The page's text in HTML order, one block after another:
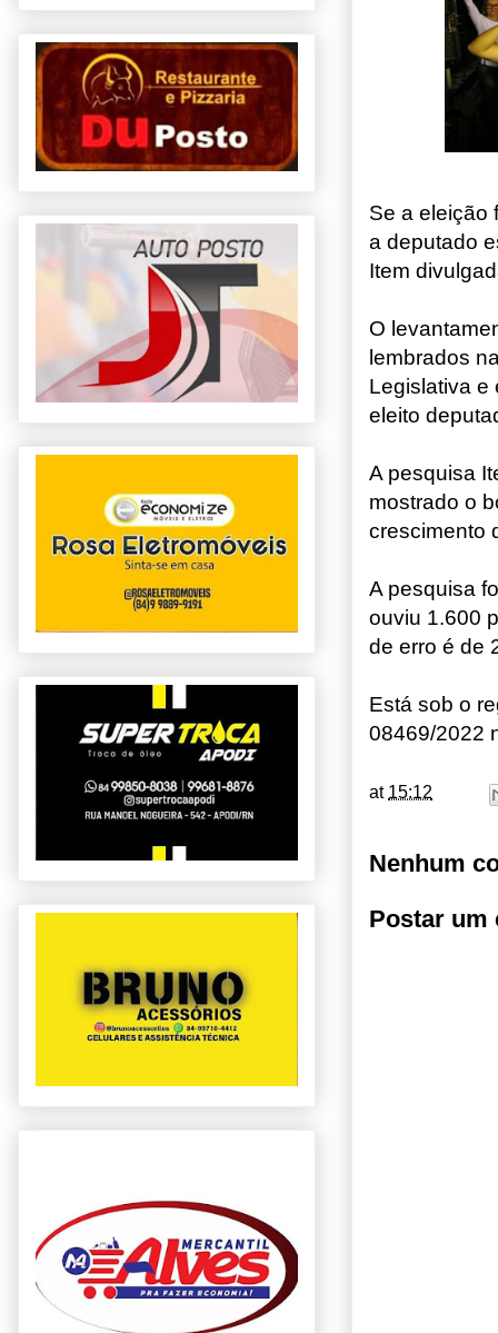
Se a eleição
a deputado
Item
O
lembrados
Legislativa e
eleito
A pesquisa
mostrado o
crescimento
A pesquisa
ouviu 1.600
de erro é de
Está sob o
08469/2022
at 15:12
Nenhum
Postar um